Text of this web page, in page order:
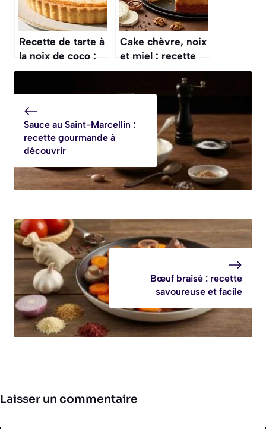
Recette de tarte à
la noix de coco :
un délice exotique
Cake chèvre, noix
et miel : recette
savoureuse
Sauce au Saint-Marcellin :
recette gourmande à
découvrir
Bœuf braisé : recette
savoureuse et facile
Laisser un commentaire